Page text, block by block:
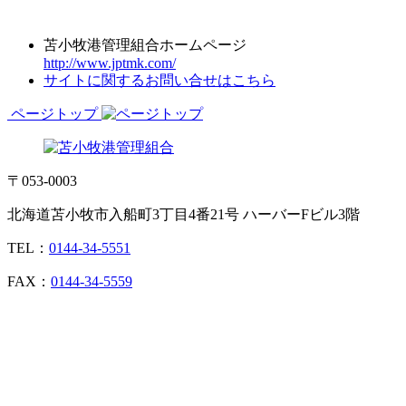
苫小牧港管理組合ホームページ
http://www.jptmk.com/
サイトに関するお問い合せはこちら
ページトップ
〒053-0003
北海道苫小牧市入船町3丁目4番21号 ハーバーFビル3階
TEL： 0144-34-5551
FAX： 0144-34-5559